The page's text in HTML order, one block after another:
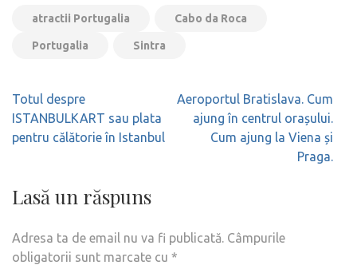
atractii Portugalia Cabo da Roca
Portugalia Sintra
Navigare
în
articole
Totul despre
ISTANBULKART sau plata
pentru călătorie în Istanbul
Aeroportul Bratislava. Cum
ajung în centrul orașului.
Cum ajung la Viena și
Praga.
Lasă un răspuns
Adresa ta de email nu va fi publicată. Câmpurile
obligatorii sunt marcate cu *